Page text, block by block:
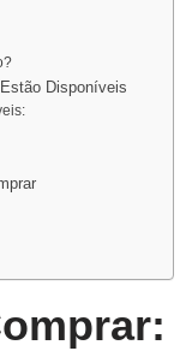
Disponíveis